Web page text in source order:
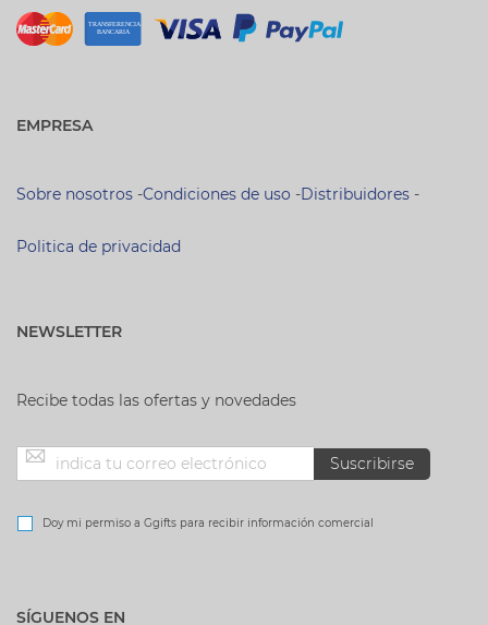
EMPRESA
Sobre nosotros -Condiciones de uso -Distribuidores -
Politica de privacidad
NEWSLETTER
Recibe todas las ofertas y novedades
Inscríbase
a
boletín
Suscribirse
Doy mi permiso a Ggifts para recibir información comercial
SÍGUENOS EN